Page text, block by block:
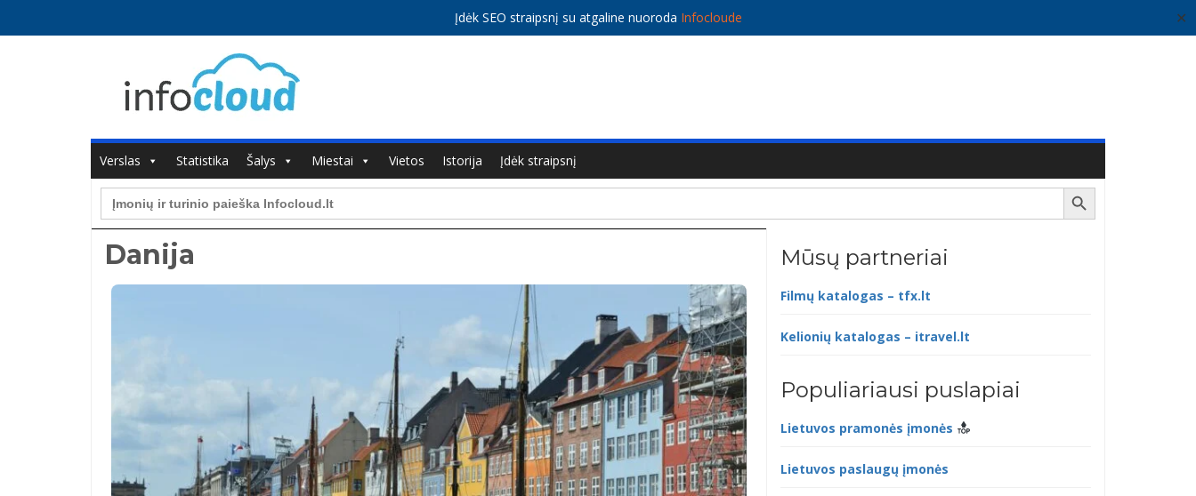
Įdėk SEO straipsnį su atgaline nuoroda Infocloude ✕
Verslas Statistika Šalys Miestai Vietos Istorija
Įdėk straipsnį
Search
for:
Search Button
Danija Mūsų partneriai
Filmų katalogas – tfx.lt
Kelionių katalogas – itravel.lt
Populiariausi puslapiai
Lietuvos pramonės įmonės
Lietuvos paslaugų įmonės